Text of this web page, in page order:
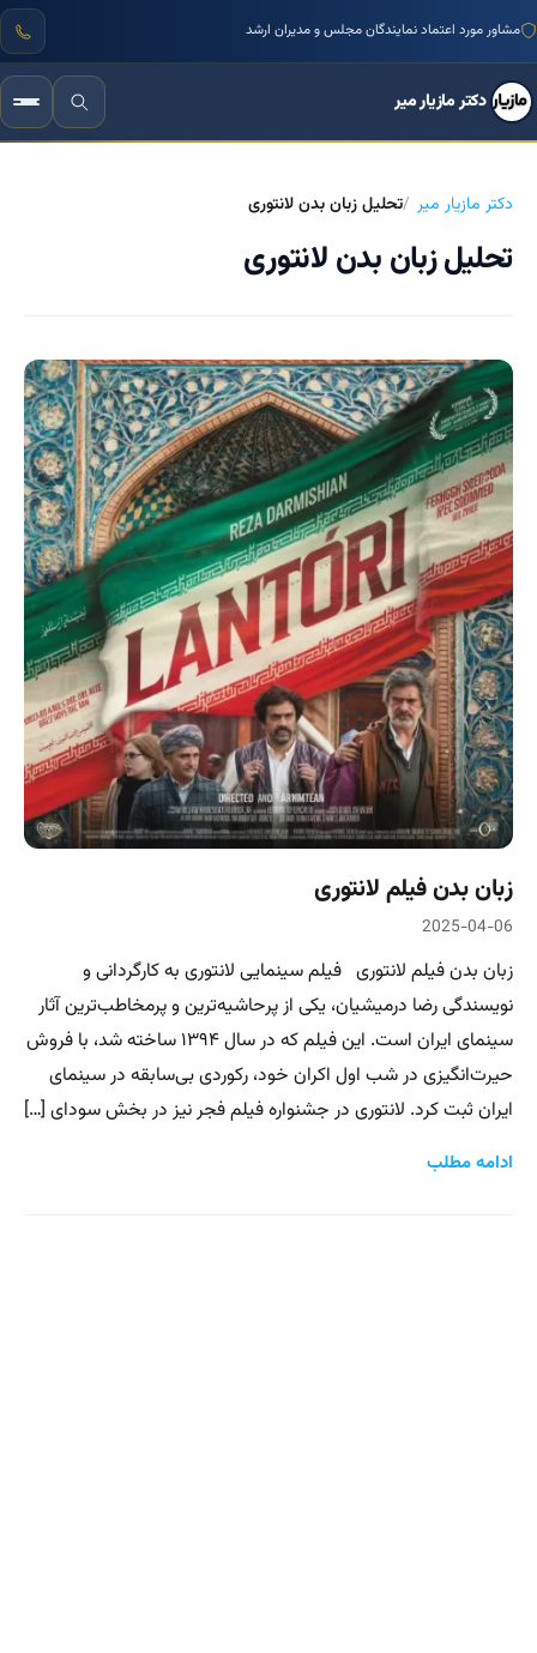
مشاور مورد اعتماد نمایندگان مجلس و مدیران ارشد
دکتر مازیار میر
دکتر مازیار میر تحلیل زبان بدن لانتوری
تحلیل زبان بدن لانتوری
زبان بدن فیلم لانتوری
2025-04-06
زبان بدن فیلم لانتوری فیلم سینمایی لانتوری به کارگردانی و
نویسندگی رضا درمیشیان، یکی از پرحاشیه‌ترین و پرمخاطب‌ترین آثار
سینمای ایران است. این فیلم که در سال ۱۳۹۴ ساخته شد، با فروش
حیرت‌انگیزی در شب اول اکران خود، رکوردی بی‌سابقه در سینمای
ایران ثبت کرد. لانتوری در جشنواره فیلم فجر نیز در بخش سودای […]
ادامه مطلب